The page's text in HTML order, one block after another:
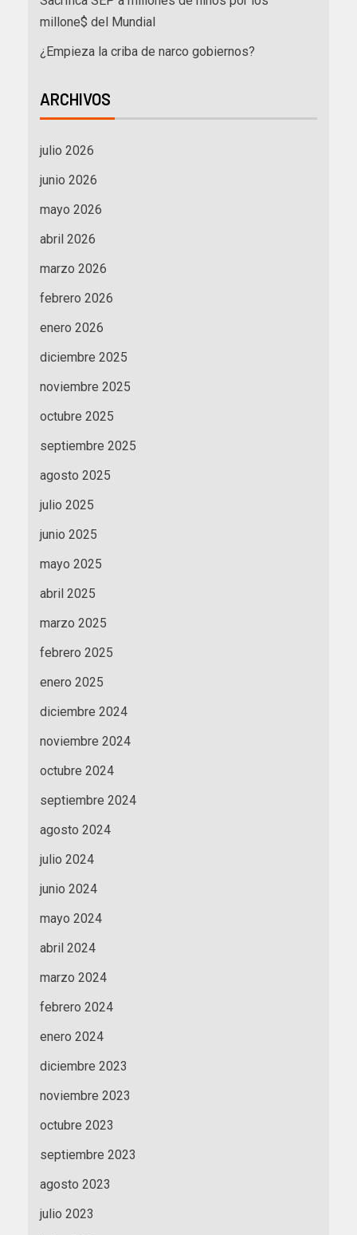
millone$ del Mundial
¿Empieza la criba de narco gobiernos?
ARCHIVOS
julio 2026
junio 2026
mayo 2026
abril 2026
marzo 2026
febrero 2026
enero 2026
diciembre 2025
noviembre 2025
octubre 2025
septiembre 2025
agosto 2025
julio 2025
junio 2025
mayo 2025
abril 2025
marzo 2025
febrero 2025
enero 2025
diciembre 2024
noviembre 2024
octubre 2024
septiembre 2024
agosto 2024
julio 2024
junio 2024
mayo 2024
abril 2024
marzo 2024
febrero 2024
enero 2024
diciembre 2023
noviembre 2023
octubre 2023
septiembre 2023
agosto 2023
julio 2023